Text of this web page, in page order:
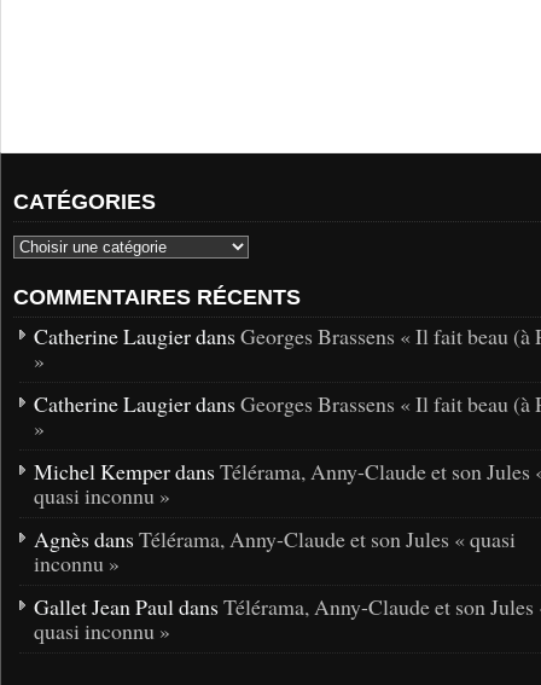
CATÉGORIES
COMMENTAIRES RÉCENTS
Catherine Laugier dans Georges Brassens « Il fait beau (à
»
Catherine Laugier dans Georges Brassens « Il fait beau (à
»
Michel Kemper dans Télérama, Anny-Claude et son Jules
quasi inconnu »
Agnès dans Télérama, Anny-Claude et son Jules « quasi
inconnu »
Gallet Jean Paul dans Télérama, Anny-Claude et son Jules
quasi inconnu »